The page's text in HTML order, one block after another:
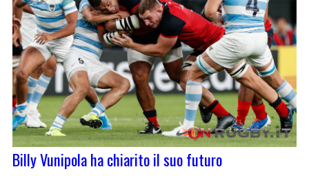
Billy Vunipola ha chiarito il suo futuro